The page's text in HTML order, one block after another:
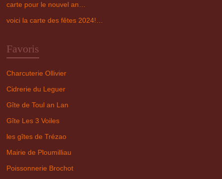
carte pour le nouvel an…
voici la carte des fêtes 2024!…
Favoris
Charcuterie Ollivier
Cidrerie du Leguer
Gîte de Toul an Lan
Gîte Les 3 Voiles
les gîtes de Trézao
Mairie de Ploumilliau
Poissonnerie Brochot